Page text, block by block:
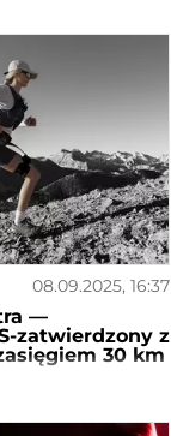
08.09.2025, 16:37
—
zatwierdzony z
30 km